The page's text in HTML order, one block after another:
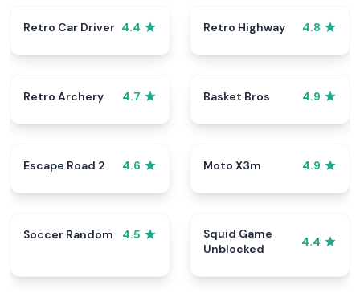
Retro Car Driver 4.4 Retro Highway 4.8
Retro Archery 4.7 Basket Bros 4.9
Escape Road 2 4.6 Moto X3m 4.9
Soccer Random 4.5
Squid Game
Unblocked
4.4